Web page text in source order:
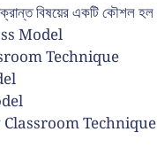
বিষয়ের একটি কৌশল হল
Model
Technique
Classroom Technique